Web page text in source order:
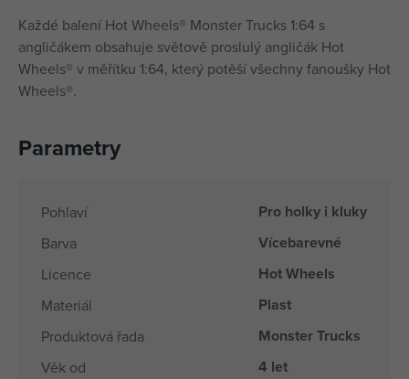
Každé balení Hot Wheels® Monster Trucks 1:64 s
angličákem obsahuje světově proslulý angličák Hot
Wheels® v měřítku 1:64, který potěší všechny fanoušky Hot
Wheels®.
Parametry
Pohlaví Pro holky i kluky
Barva Vícebarevné
Licence Hot Wheels
Materiál Plast
Produktová řada Monster Trucks
Věk od 4 let